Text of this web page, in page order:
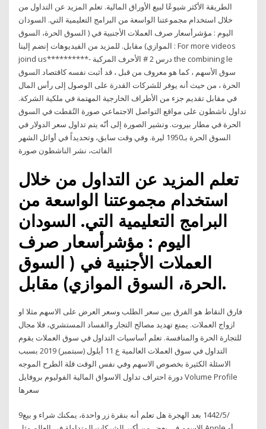
الطريقة الأكثر شيوعًا لبيع الأوراق المالية. تعلم المزيد عن التداول من
خلال استخدام مجموعتنا الواسعة من البرامج التعليمية التي. السودان
اليوم : مؤشرأسعار صرف العملات الأجنبية في ( السوق الحرة، السوق
الموازي) مقابل. للمزيد من الفيديوهات إنضم إلينا : For more videos
joind us*****­*****- درس 2 # الأحرف المركبة the combining le
سوق الأسهم ، كما هو معروف من قبل ، قد أثبت نفسه كاقتصاد السوق
الحرة ، من حيث أنه يوفر للشركات القدرة على الوصول إلى رأس المال
في مقابل تقديم جزء من الأطراف الخارجية المهتمة في ملكية الشركة.
تداول ناشطون على مواقع التواصل الاجتماعي صورة التُقطت في السوق
الحرة في مطار بيروت. وتشير الصورة إلى أنّه يتم تداول سعر الدولار في
السوق الحرة بـ1950 ليرة. وفي وقت سابق، وتحديداً في أوائل الشهر
الفائت، نشر الناشطون صورة
تعلم المزيد عن التداول من خلال
استخدام مجموعتنا الواسعة من
البرامج التعليمية التي. السودان
اليوم : مؤشرأسعار صرف
العملات الأجنبية في ( السوق
الحرة، السوق الموازي) مقابل.
فارق النقاط هو الفرق بين سعر الطلب وسعر العرض على الاسهم مثلا او
ازواج العملات. يمنع تهديد مصالح التجار والفساد المستشري، فلا مجال
للتجارة الحرة والمنافسة. تعلم أساسيات التداول في سوق العملات يقوم
التداول في سوق العملات العالمية ع 11 أيلول (سبتمبر) 2019 بسبب
الاسئلة الكثيرة بخصوص الاسهم وفي نفس الوقت قلة الطرح الموجه
دورة احتراف تداول الاسواق المالية الفوليوم بروفايل Volume Profile
9‏‏/5‏‏/1442 بعد الهجرة هل تعلم أنه بنقرة زر واحدة، يمكنك شراء و بيع